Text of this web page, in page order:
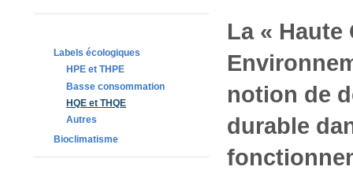
Labels écologiques
HPE et THPE
Basse consommation
HQE et THQE
Autres
Bioclimatisme
La « Haute
notion de
durable